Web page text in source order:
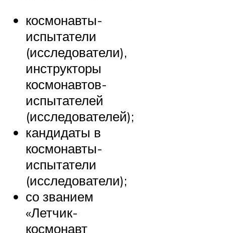
космонавты-
испытатели
(исследователи),
инструкторы
космонавтов-
испытателей
(исследователей);
кандидаты в
космонавты-
испытатели
(исследователи);
со званием
«Летчик-
космонавт